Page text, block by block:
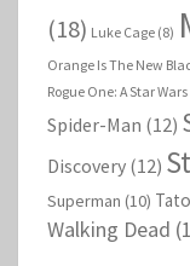
(18) Luke Cage (8)
Orange Is The New
Rogue One: A Star
Spider-Man (12)
Discovery (12)
Superman (10)
Walking Dead